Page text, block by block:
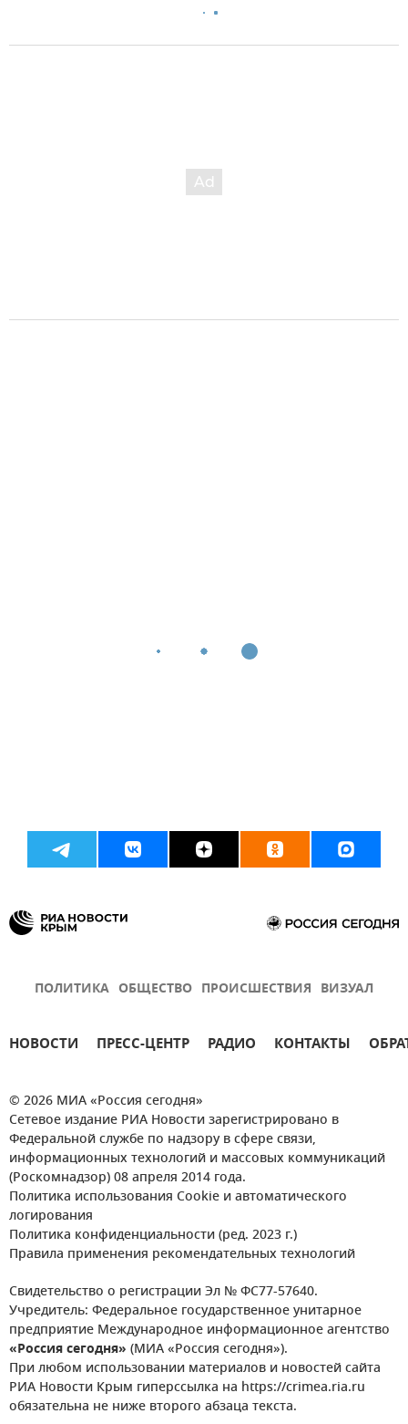
ПОЛИТИКА ОБЩЕСТВО ПРОИСШЕСТВИЯ ВИЗУАЛ
НОВОСТИ ПРЕСС-ЦЕНТР РАДИО КОНТАКТЫ
© 2026 МИА «Россия сегодня»
Сетевое издание РИА Новости зарегистрировано в
Федеральной службе по надзору в сфере связи,
информационных технологий и массовых коммуникаций
(Роскомнадзор) 08 апреля 2014 года.
Политика использования Cookie и автоматического
логирования
Политика конфиденциальности (ред. 2023 г.)
Правила применения рекомендательных технологий
Свидетельство о регистрации Эл № ФС77-57640.
Учредитель: Федеральное государственное унитарное
предприятие Международное информационное агентство
«Россия сегодня» (МИА «Россия сегодня»).
При любом использовании материалов и новостей сайта
РИА Новости Крым гиперссылка на https://crimea.ria.ru
обязательна не ниже второго абзаца текста.